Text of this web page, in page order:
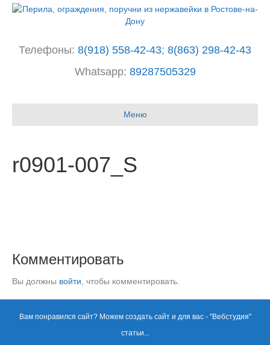
Телефоны: 8(918) 558-42-43; 8(863) 298-42-43
Whatsapp: 89287505329
n
s
Меню
r0901-007_S
Комментировать
Вы должны войти , чтобы комментировать.
Вам понравился сайт? Можем создать сайт и для вас - "Вебстудия"
статьи...